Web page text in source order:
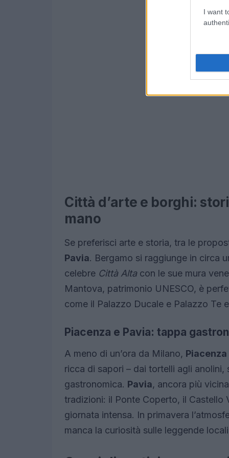
I want
Città d’arte e borghi:
mano
Se preferisci arte e storia, tra le
Pavia. Bergamo si raggiunge in circa
celebre Città Altacon le sue mura
Mantova, patrimonio UNESCO, è
come il Palazzo Ducale e Palazzo Te
Piacenza e Pavia: tappa
A meno di un’ora da Milano, Piacenza
ricca di sapori – dai tortelli agli anolini,
gastronomica. Pavia, ancora più
tradizioni: il Ponte Coperto, il Castello
giornata intensa. In primavera
manca la curiosità sulle leggende